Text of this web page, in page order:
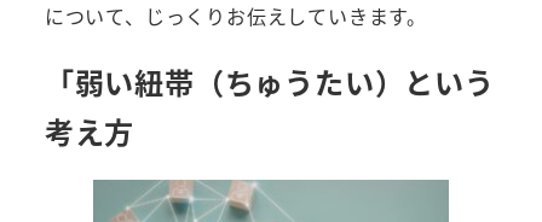
について、じっくりお伝えしていきます。
「弱い紐帯（ちゅうたい）という
考え方